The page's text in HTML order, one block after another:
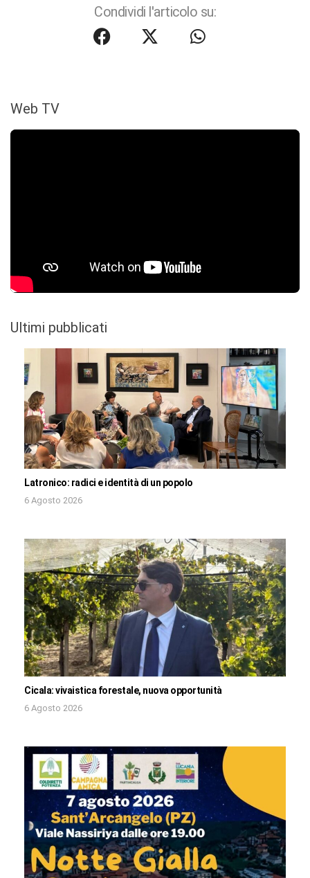
Condividi l'articolo su:
Web TV
Ultimi pubblicati
Latronico: radici e identità di un popolo
6 Agosto 2026
Cicala: vivaistica forestale, nuova opportunità
6 Agosto 2026